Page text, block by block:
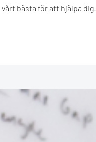
bästa för att hjälpa dig!